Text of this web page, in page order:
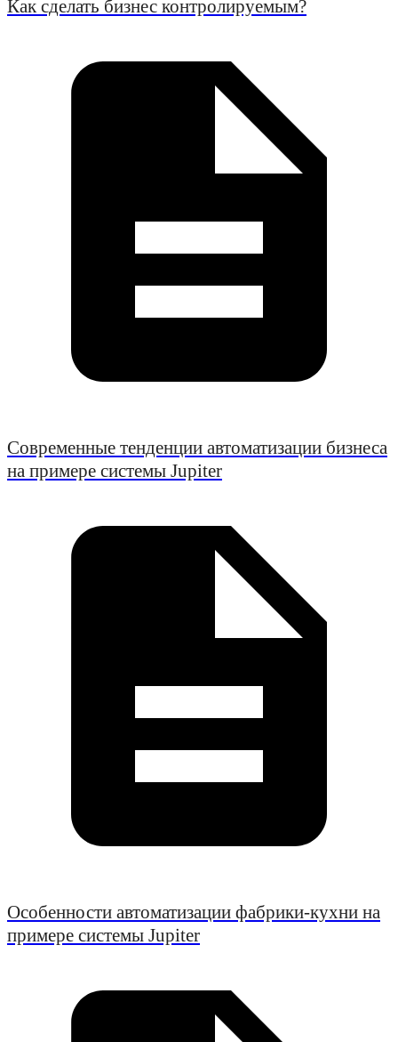
Как сделать бизнес контролируемым?
Современные тенденции автоматизации бизнеса
на примере системы Jupiter
Особенности автоматизации фабрики-кухни на
примере системы Jupiter